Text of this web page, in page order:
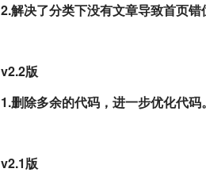
2.解决了分类下没有文章导致首页错
v2.2版
1.删除多余的代码，进一步优化代码。
v2.1版